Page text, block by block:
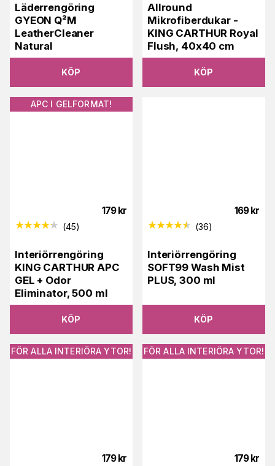
Läderrengöring
GYEON Q²M
LeatherCleaner
Natural
KÖP
Allround
Mikrofiberdukar -
KING CARTHUR Royal
Flush, 40x40 cm
KÖP
APC I GELFORMAT!
179 kr
(45)
Interiörrengöring
KING CARTHUR APC
GEL + Odor
Eliminator, 500 ml
KÖP
169 kr
(36)
Interiörrengöring
SOFT99 Wash Mist
PLUS, 300 ml
KÖP
FÖR ALLA INTERIÖRA YTOR!
179 kr
FÖR ALLA INTERIÖRA YTOR!
179 kr